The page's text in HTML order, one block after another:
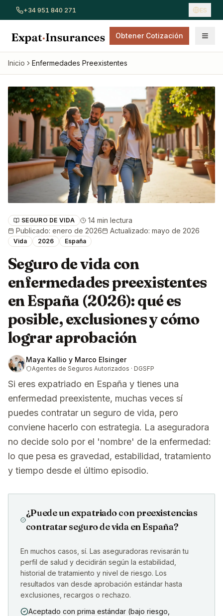
+34 951 840 271 ES
Obtener Cotización
Ver todos los seguros Seguro de coche
Inicio Enfermedades Preexistentes
SEGURO DE VIDA
14 min lectura
Publicado: enero de 2026 Actualizado: mayo de 2026
Vida 2026 España
Seguro de vida con
enfermedades preexistentes
en España (2026): qué es
posible, exclusiones y cómo
lograr aprobación
Maya Kallio y Marco Elsinger
Agentes de Seguros Autorizados · DGSFP
Si eres expatriado en España y tienes una
enfermedad preexistente, muchas veces sí
puedes contratar un seguro de vida, pero
conviene hacerlo con estrategia. La aseguradora
no decide solo por el 'nombre' de la enfermedad:
lo que pesa es gravedad, estabilidad, tratamiento
y tiempo desde el último episodio.
¿Puede un expatriado con preexistencias
contratar seguro de vida en España?
En muchos casos, sí. Las aseguradoras revisarán tu
perfil de salud y decidirán según la estabilidad,
historial de tratamiento y nivel de riesgo. Los
resultados van desde aprobación estándar hasta
exclusiones, recargos o rechazo.
Aceptado con prima estándar (bajo riesgo,